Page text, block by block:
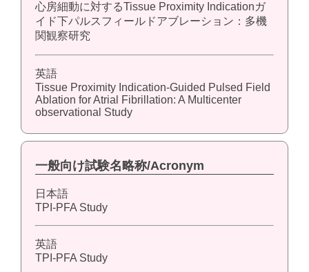
心房細動に対するTissue Proximity Indicationガ
イド下パルスフィールドアブレーション：多機
関観察研究
英語
Tissue Proximity Indication-Guided Pulsed Field
Ablation for Atrial Fibrillation: A Multicenter
observational Study
一般向け試験名略称/Acronym
日本語
TPI-PFA Study
英語
TPI-PFA Study